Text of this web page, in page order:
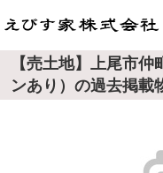
【売土地】上尾市
ンあり）の過去掲載